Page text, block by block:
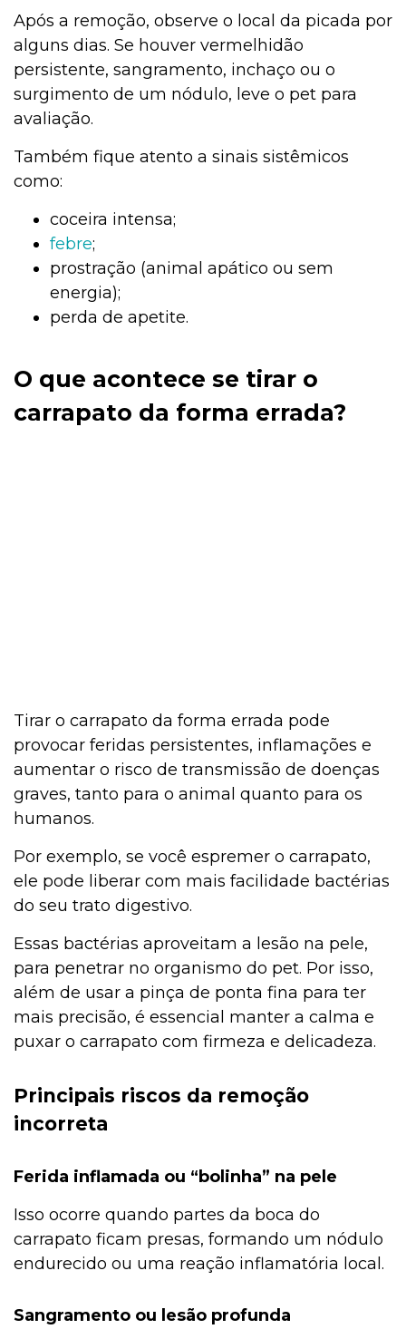
Após a remoção, observe o local da picada por
alguns dias. Se houver vermelhidão
persistente, sangramento, inchaço ou o
surgimento de um nódulo, leve o pet para
avaliação.
Também fique atento a sinais sistêmicos
como:
coceira intensa;
febre;
prostração (animal apático ou sem
energia);
perda de apetite.
O que acontece se tirar o
carrapato da forma errada?
Tirar o carrapato da forma errada pode
provocar feridas persistentes, inflamações e
aumentar o risco de transmissão de doenças
graves, tanto para o animal quanto para os
humanos.
Por exemplo, se você espremer o carrapato,
ele pode liberar com mais facilidade bactérias
do seu trato digestivo.
Essas bactérias aproveitam a lesão na pele,
para penetrar no organismo do pet. Por isso,
além de usar a pinça de ponta fina para ter
mais precisão, é essencial manter a calma e
puxar o carrapato com firmeza e delicadeza.
Principais riscos da remoção
incorreta
Ferida inflamada ou “bolinha” na pele
Isso ocorre quando partes da boca do
carrapato ficam presas, formando um nódulo
endurecido ou uma reação inflamatória local.
Sangramento ou lesão profunda